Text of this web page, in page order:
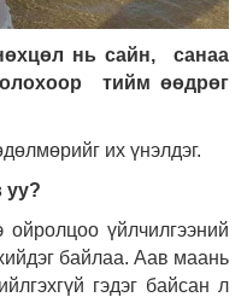
нь сайн, санаа
тийм өөдрөг
их үнэлдэг.
уу?
ойролцоо үйлчилгээний
байлаа. Аав маань
гэдэг байсан л